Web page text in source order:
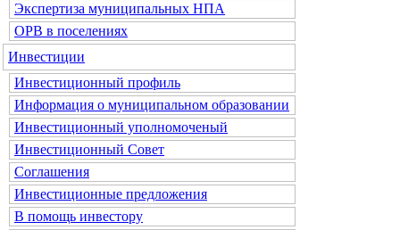
Экспертиза муниципальных НПА
ОРВ в поселениях
Инвестиции
Инвестиционный профиль
Информация о муниципальном образовании
Инвестиционный уполномоченый
Инвестиционный Совет
Соглашения
Инвестиционные предложения
В помощь инвестору